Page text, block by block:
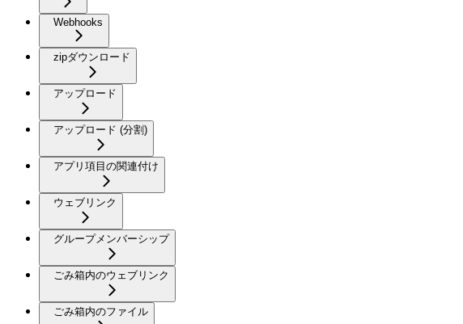
Webhooks
zipダウンロード
アップロード
アップロード (分割)
アプリ項目の関連付け
ウェブリンク
グループメンバーシップ
ごみ箱内のウェブリンク
ごみ箱内のファイル